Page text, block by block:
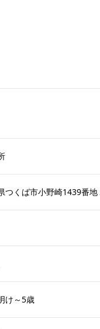
つくば市小野崎1439番地
け～5歳